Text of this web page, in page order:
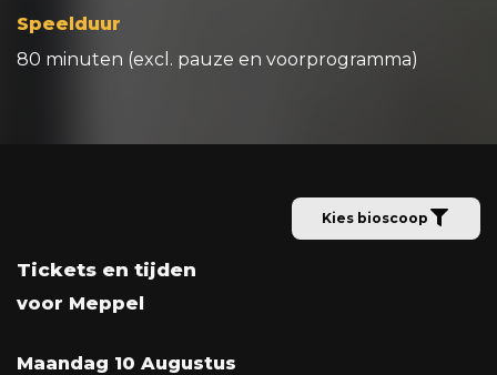
Speelduur
80 minuten (excl. pauze en voorprogramma)
Kies bioscoop
Tickets en tijden
voor Meppel
Maandag 10 Augustus